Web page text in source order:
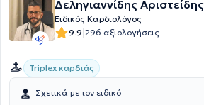
Δεληγιαννίδης Αριστείδης
Ειδικός Καρδιολόγος
9.9|296 αξιολογήσεις
Triplex καρδιάς
Σχετικά με τον ειδικό